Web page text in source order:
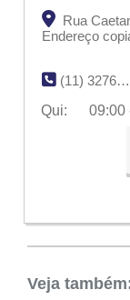
Rua
Endereço
(11) 3276-3098
Qui:
09:00
Veja